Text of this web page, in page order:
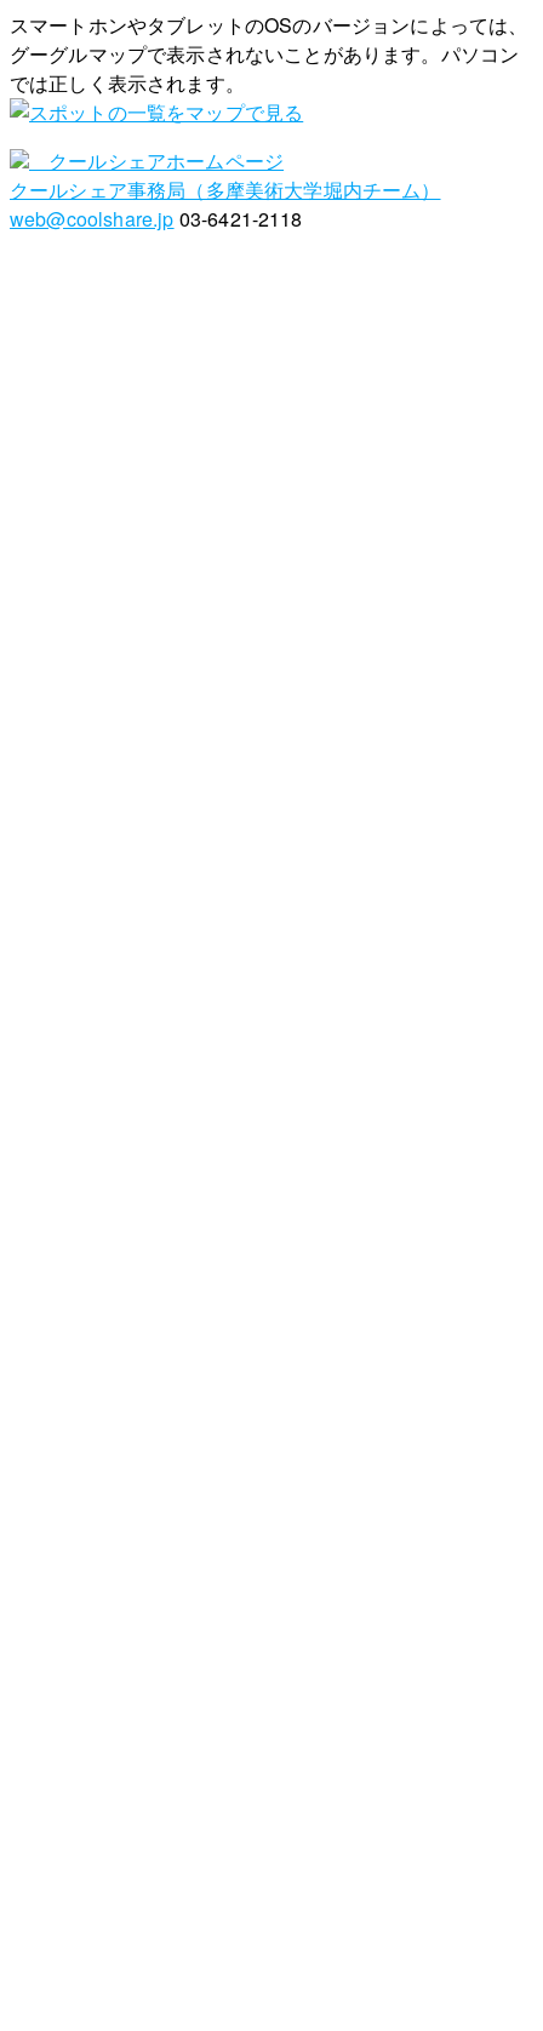
スマートホンやタブレットのOSのバージョンによっては、
グーグルマップで表示されないことがあります。パソコン
では正しく表示されます。
クールシェアホームページ
クールシェア事務局（多摩美術大学堀内チーム）
web@coolshare.jp 03-6421-2118